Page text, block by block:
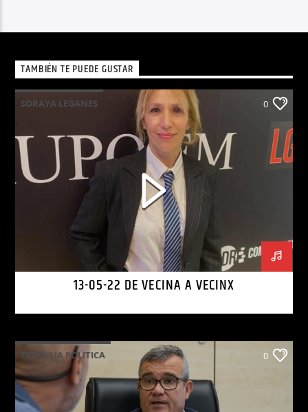
TAMBIÉN TE PUEDE GUSTAR
SORAYA LEGANES 0
13-05-22 DE VECINA A VECINX
TERTULIA POLITICA 0